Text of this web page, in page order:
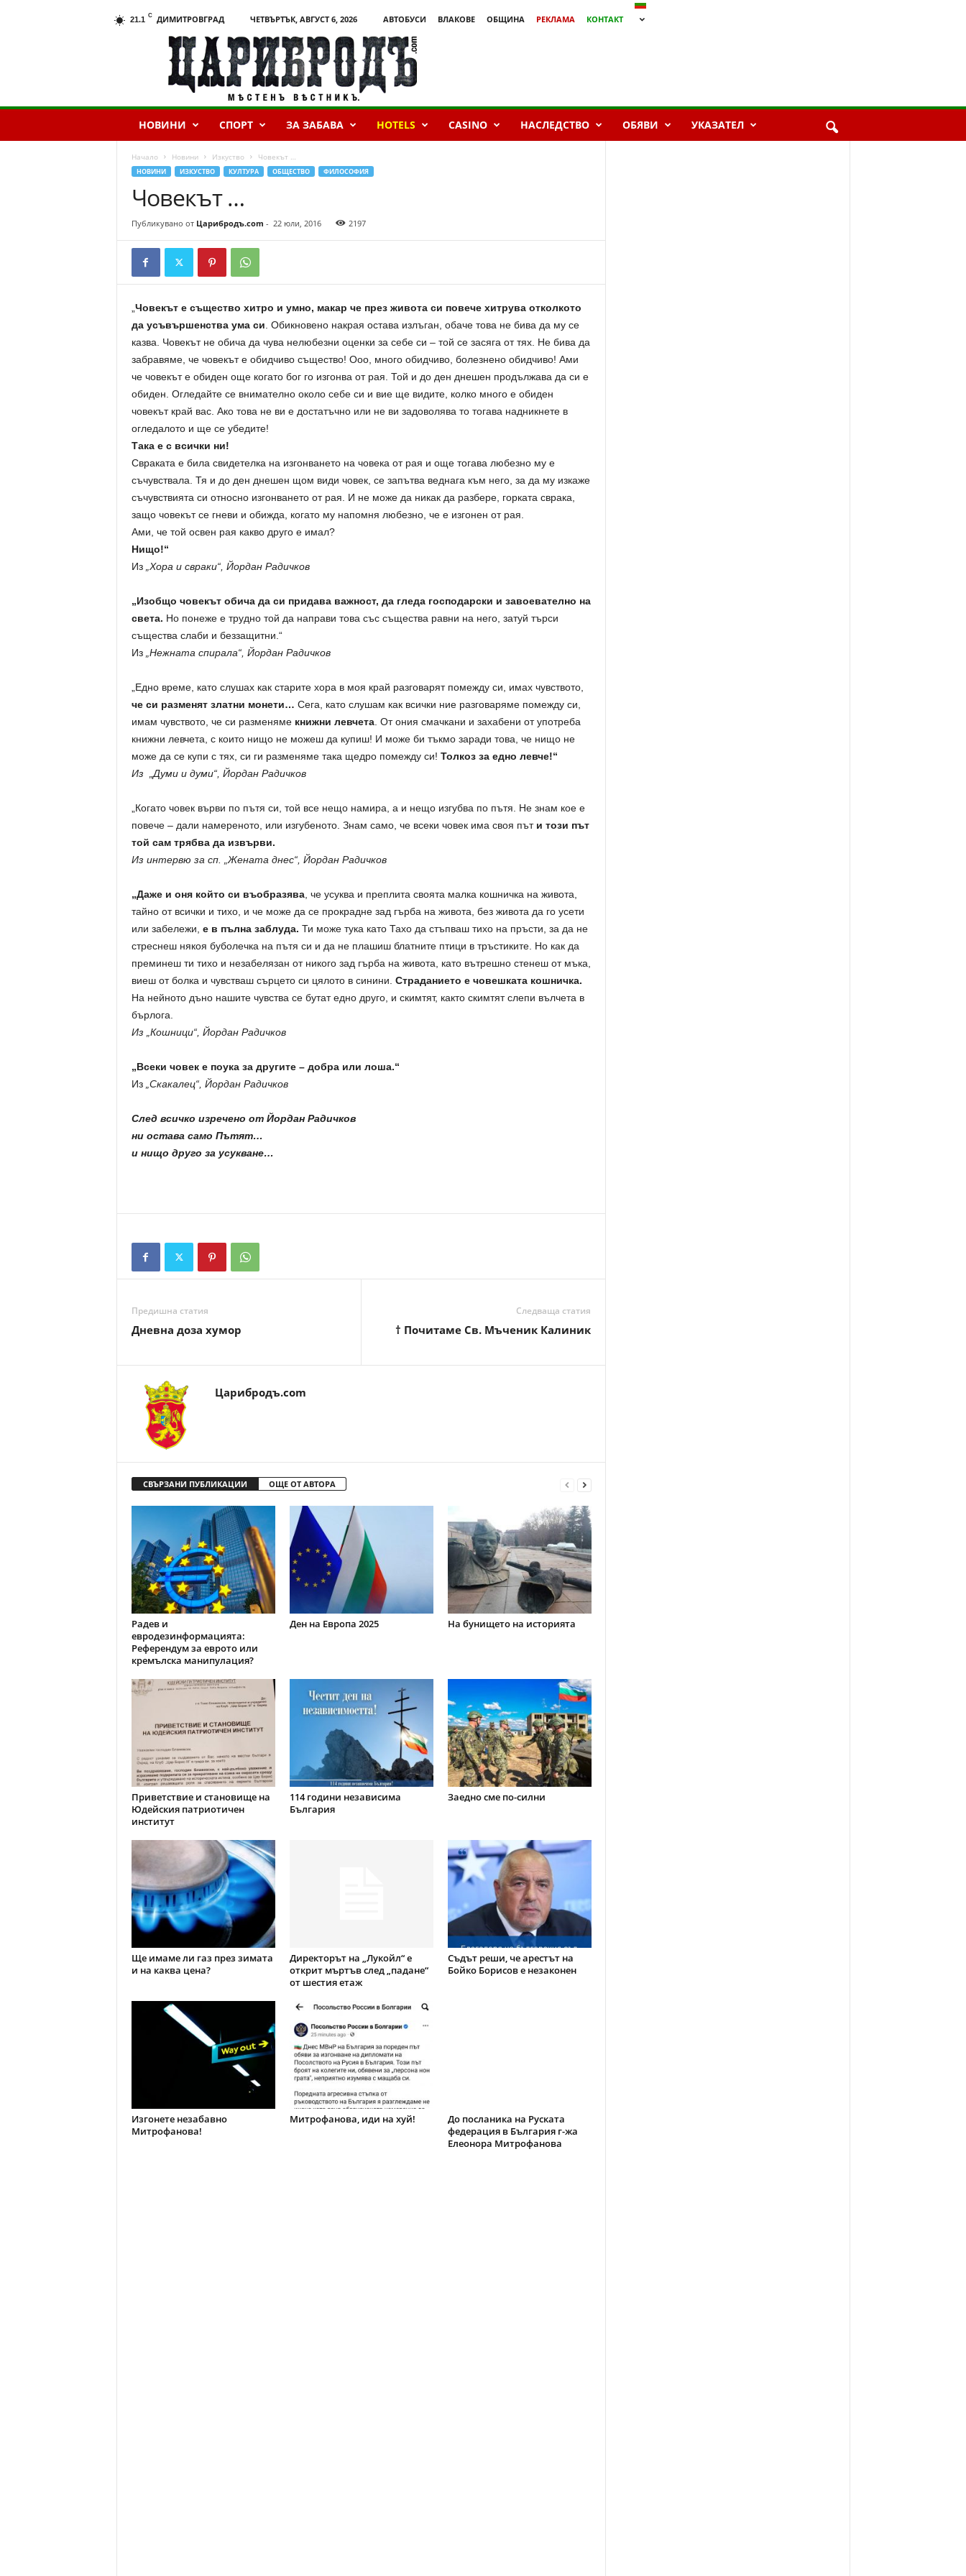
21.1 C ДИМИТРОВГРАД ЧЕТВЪРТЪК, АВГУСТ 6, 2026 АВТОБУСИ ВЛАКОВЕ ОБЩИНА РЕКЛАМА
КОНТАКТ
р
д
НОВИНИ СПОРТ ЗА ЗАБАВА HOTELS CASINO НАСЛЕДСТВО ОБЯВИ УКАЗАТЕЛ
Начало Новини Изкуство Човекът …
НОВИНИ ИЗКУСТВО КУЛТУРА ОБЩЕСТВО ФИЛОСОФИЯ
Човекът …
Публикувано от Царибродъ.com - 22 юли, 2016 2197
Човекът е същество хитро и умно, макар че през живота си повече хитрува отколкото
да усъвършенства ума си . Обикновено накрая остава излъган, обаче това не бива да му се
казва. Човекът не обича да чува нелюбезни оценки за себе си – той се засяга от тях. Не бива да
забравяме, че човекът е обидчиво същество! Ооо, много обидчиво, болезнено обидчиво! Ами
че човекът е обиден още когато бог го изгонва от рая. Той и до ден днешен продължава да си е
обиден. Огледайте се внимателно около себе си и вие ще видите, колко много е обиден
човекът край вас. Ако това не ви е достатъчно или не ви задоволява то тогава надникнете в
огледалото и ще се убедите!
Така е с всички ни!
Свраката е била свидетелка на изгонването на човека от рая и още тогава любезно му е
съчувствала. Тя и до ден днешен щом види човек, се запътва веднага към него, за да му изкаже
съчувствията си относно изгонването от рая. И не може да никак да разбере, горката сврака,
защо човекът се гневи и обижда, когато му напомня любезно, че е изгонен от рая.
Ами, че той освен рая какво друго е имал?
Нищо!“
Из „Хора и свраки“, Йордан Радичков
„Изобщо човекът обича да си придава важност, да гледа господарски и завоевателно на
света. Но понеже е трудно той да направи това със същества равни на него, затуй търси
същества слаби и беззащитни.“
Из „Нежната спирала“, Йордан Радичков
„Едно време, като слушах как старите хора в моя край разговарят помежду си, имах чувството,
че си разменят златни монети… Сега, като слушам как всички ние разговаряме помежду си,
имам чувството, че си разменяме книжни левчета. От ония смачкани и захабени от употреба
книжни левчета, с които нищо не можеш да купиш! И може би тъкмо заради това, че нищо не
може да се купи с тях, си ги разменяме така щедро помежду си! Толкоз за едно левче!“
Из „Думи и думи“, Йордан Радичков
„Когато човек върви по пътя си, той все нещо намира, а и нещо изгубва по пътя. Не знам кое е
повече – дали намереното, или изгубеното. Знам само, че всеки човек има своя път и този път
той сам трябва да извърви.
Из интервю за сп. „Жената днес“, Йордан Радичков
„Даже и оня който си въобразява, че усуква и преплита своята малка кошничка на живота,
тайно от всички и тихо, и че може да се прокрадне зад гърба на живота, без живота да го усети
или забележи, е в пълна заблуда. Ти може тука като Тахо да стъпваш тихо на пръсти, за да не
стреснеш някоя буболечка на пътя си и да не плашиш блатните птици в тръстиките. Но как да
преминеш ти тихо и незабелязан от никого зад гърба на живота, като вътрешно стенеш от мъка,
виеш от болка и чувстваш сърцето си цялото в синини. Страданието е човешката кошничка.
На нейното дъно нашите чувства се бутат едно друго, и скимтят, както скимтят слепи вълчета в
бърлога.
Из „Кошници“, Йордан Радичков
„Всеки човек е поука за другите – добра или лоша.“
Из „Скакалец“, Йордан Радичков
След всичко изречено от Йордан Радичков
ни остава само Пътят…
и нищо друго за усукване…
Предишна статия
Дневна доза хумор
Следваща статия
† Почитаме Св. Мъченик Калиник
Царибродъ.com
СВЪРЗАНИ ПУБЛИКАЦИИ ОЩЕ ОТ АВТОРА
Радев и
евродезинформацията:
Референдум за еврото или
кремълска манипулация?
Ден на Европа 2025 На бунището на историята
Приветствие и становище на
Юдейския патриотичен
институт
114 години независима
България
Заедно сме по-силни
Ще имаме ли газ през зимата
и на каква цена?
Директорът на „Лукойл“ е
открит мъртъв след „падане“
от шестия етаж
Съдът реши, че арестът на
Бойко Борисов е незаконен
Изгонете незабавно
Митрофанова!
Митрофанова, иди на хуй!
До посланика на Руската
федерация в България г-жа
Елеонора Митрофанова